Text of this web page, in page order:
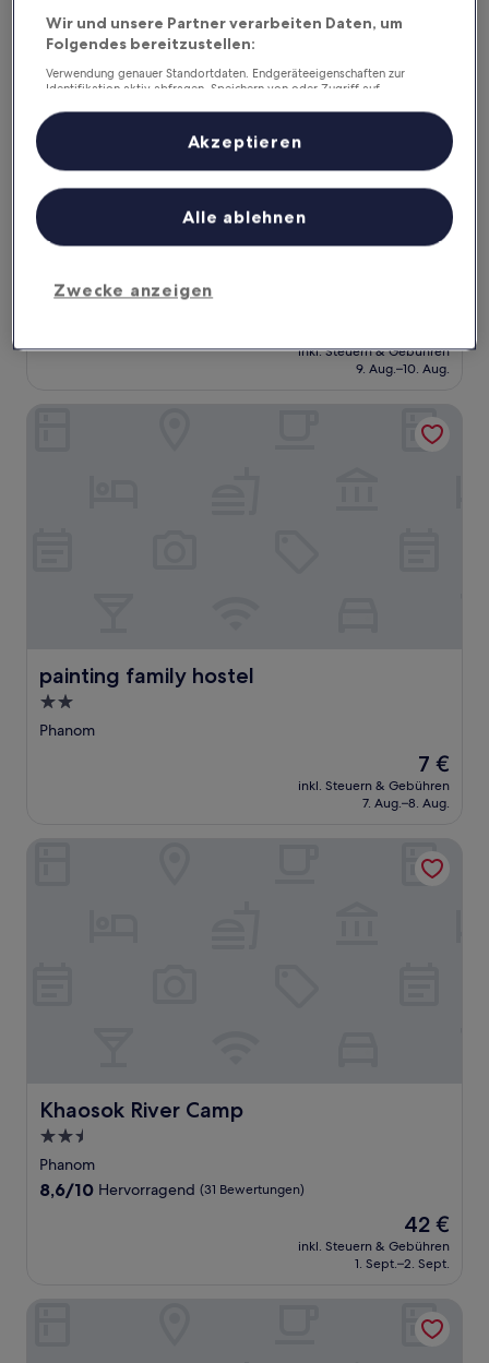
Marinthara Homestay
Marinthara Homestay
2.5-
Unterkunft
10.0
Außergewöhnlich,
10/10 Außergewöhnlich
Preis
beträgt
inkl. Steuern & Gebühren
9. Aug.–10. Aug.
painting family hostel
painting family hostel
2.0-
Sterne-
Phanom
Der
Preis
beträgt
7 €
inkl. Steuern & Gebühren
7. Aug.–8. Aug.
Khaosok River Camp
Khaosok River Camp
2.5-
Sterne-
Unterkunft
Phanom
8.6
8,6/10 Hervorragend (31 Bewertungen)
Der
Preis
beträgt
42 €
inkl. Steuern & Gebühren
1. Sept.–2. Sept.
Wir und unsere Partner verarbeiten Daten, um
Folgendes bereitzustellen:
Verwendung genauer Standortdaten. Endgeräteeigenschaften zur
Identifikation aktiv abfragen. Speichern von oder Zugriff auf
Inhalte, Messung von Werbeleistung und der Performance von Inhalten,
Zielgruppenforschung sowie Entwicklung und Verbesserung von
Liste der Partner (Lieferanten)
Zwecke anzeigen
Alle ablehnen
Akzeptieren